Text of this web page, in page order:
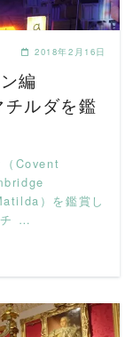
2018年2月16日
編
ルダを鑑
Covent
）を鑑賞し
チ …